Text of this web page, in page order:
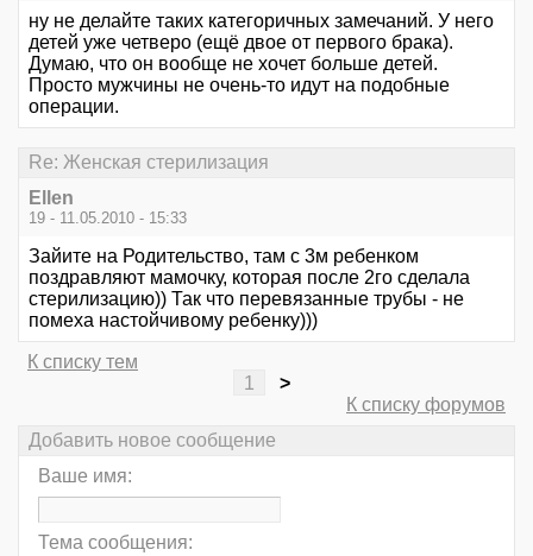
ну не делайте таких категоричных замечаний. У него
детей уже четверо (ещё двое от первого брака).
Думаю, что он вообще не хочет больше детей.
Просто мужчины не очень-то идут на подобные
операции.
Re: Женская стерилизация
Ellen
19 - 11.05.2010 - 15:33
Зайите на Родительство, там с 3м ребенком
поздравляют мамочку, которая после 2го сделала
стерилизацию)) Так что перевязанные трубы - не
помеха настойчивому ребенку)))
К списку тем
1
>
К списку форумов
Добавить новое сообщение
Ваше имя:
Тема сообщения: